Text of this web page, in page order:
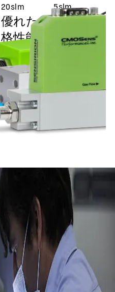
20slm
優れた価
格性能
比、流
通、20
slm
マスフローコント
ローラー
5slm
優れた価
格性能